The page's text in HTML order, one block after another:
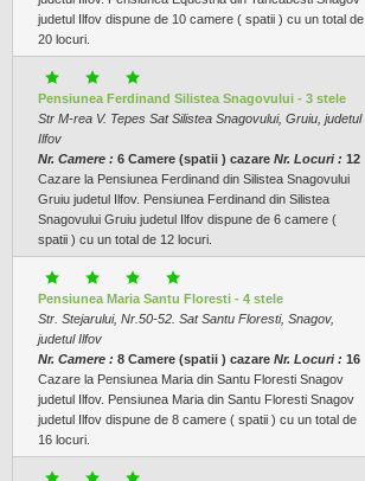
judetul Ilfov dispune de 10 camere ( spatii ) cu un total de
20 locuri.
Pensiunea Ferdinand Silistea Snagovului - 3 stele
Str M-rea V. Tepes Sat Silistea Snagovului, Gruiu, judetul
Ilfov
Nr. Camere : 6 Camere (spatii ) cazare Nr. Locuri : 12
Cazare la Pensiunea Ferdinand din Silistea Snagovului
Gruiu judetul Ilfov. Pensiunea Ferdinand din Silistea
Snagovului Gruiu judetul Ilfov dispune de 6 camere (
spatii ) cu un total de 12 locuri.
Pensiunea Maria Santu Floresti - 4 stele
Str. Stejarului, Nr.50-52. Sat Santu Floresti, Snagov,
judetul Ilfov
Nr. Camere : 8 Camere (spatii ) cazare Nr. Locuri : 16
Cazare la Pensiunea Maria din Santu Floresti Snagov
judetul Ilfov. Pensiunea Maria din Santu Floresti Snagov
judetul Ilfov dispune de 8 camere ( spatii ) cu un total de
16 locuri.